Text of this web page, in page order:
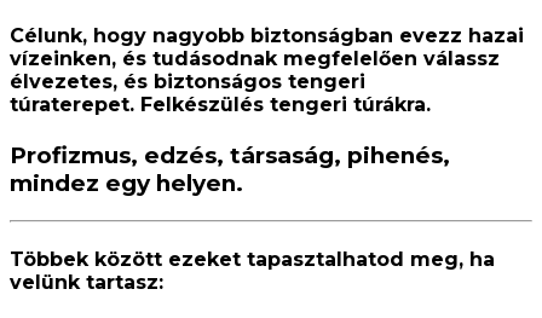
Célunk, hogy nagyobb biztonságban evezz hazai
vízeinken, és tudásodnak megfelelően válassz
élvezetes, és biztonságos tengeri
túraterepet. Felkészülés tengeri túrákra.
Profizmus, edzés, társaság, pihenés,
mindez egy helyen.
Többek között ezeket tapasztalhatod meg, ha
velünk tartasz: